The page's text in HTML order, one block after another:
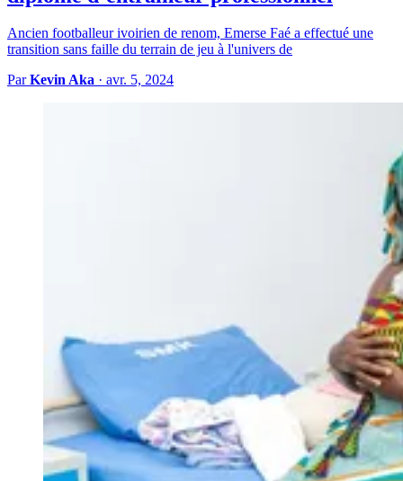
Ancien footballeur ivoirien de renom, Emerse Faé a effectué une
transition sans faille du terrain de jeu à l'univers de
ParKevin Aka · avr. 5, 2024